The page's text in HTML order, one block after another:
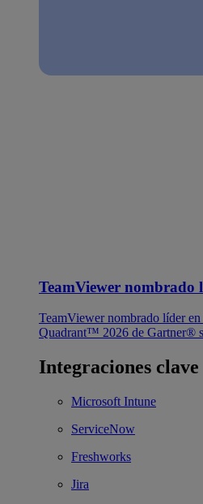
TeamViewer nombrado
TeamViewer nombrado líder
Quadrant™ 2026 de Gartner®
Integraciones clave
Microsoft Intune
ServiceNow
Freshworks
Jira